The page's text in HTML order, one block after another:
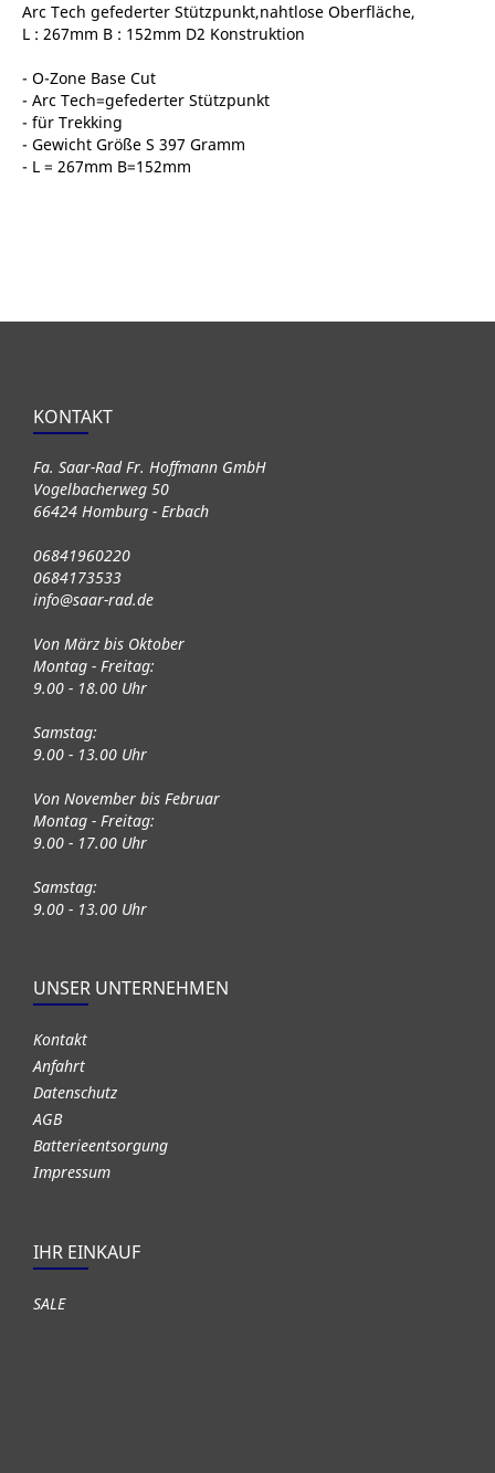
Arc Tech gefederter Stützpunkt,nahtlose Oberfläche,
L : 267mm B : 152mm D2 Konstruktion
- O-Zone Base Cut
- Arc Tech=gefederter Stützpunkt
- für Trekking
- Gewicht Größe S 397 Gramm
- L = 267mm B=152mm
KONTAKT
Fa. Saar-Rad Fr. Hoffmann GmbH
Vogelbacherweg 50
66424 Homburg - Erbach
06841960220
0684173533
info@saar-rad.de
Von März bis Oktober
Montag - Freitag:
9.00 - 18.00 Uhr
Samstag:
9.00 - 13.00 Uhr
Von November bis Februar
Montag - Freitag:
9.00 - 17.00 Uhr
Samstag:
9.00 - 13.00 Uhr
UNSER UNTERNEHMEN
Kontakt
Anfahrt
Datenschutz
AGB
Batterieentsorgung
Impressum
IHR EINKAUF
SALE